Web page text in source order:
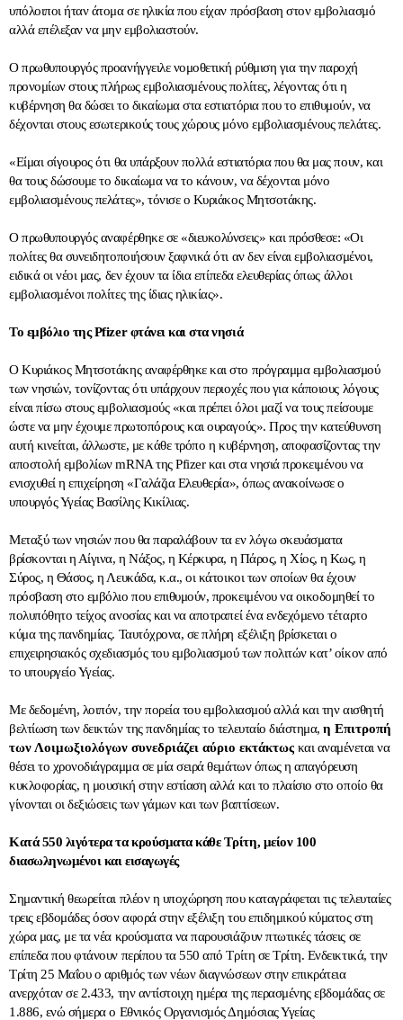
υπόλοιποι ήταν άτομα σε ηλικία που είχαν πρόσβαση στον εμβολιασμό
αλλά επέλεξαν να μην εμβολιαστούν.
Ο πρωθυπουργός προανήγγειλε νομοθετική ρύθμιση για την παροχή
προνομίων στους πλήρως εμβολιασμένους πολίτες, λέγοντας ότι η
κυβέρνηση θα δώσει το δικαίωμα στα εστιατόρια που το επιθυμούν, να
δέχονται στους εσωτερικούς τους χώρους μόνο εμβολιασμένους πελάτες.
«Είμαι σίγουρος ότι θα υπάρξουν πολλά εστιατόρια που θα μας πουν, και
θα τους δώσουμε το δικαίωμα να το κάνουν, να δέχονται μόνο
εμβολιασμένους πελάτες», τόνισε ο Κυριάκος Μητσοτάκης.
Ο πρωθυπουργός αναφέρθηκε σε «διευκολύνσεις» και πρόσθεσε: «Οι
πολίτες θα συνειδητοποιήσουν ξαφνικά ότι αν δεν είναι εμβολιασμένοι,
ειδικά οι νέοι μας, δεν έχουν τα ίδια επίπεδα ελευθερίας όπως άλλοι
εμβολιασμένοι πολίτες της ίδιας ηλικίας».
Το εμβόλιο της Pfizer φτάνει και στα νησιά
Ο Κυριάκος Μητσοτάκης αναφέρθηκε και στο πρόγραμμα εμβολιασμού
των νησιών, τονίζοντας ότι υπάρχουν περιοχές που για κάποιους λόγους
είναι πίσω στους εμβολιασμούς «και πρέπει όλοι μαζί να τους πείσουμε
ώστε να μην έχουμε πρωτοπόρους και ουραγούς». Προς την κατεύθυνση
αυτή κινείται, άλλωστε, με κάθε τρόπο η κυβέρνηση, αποφασίζοντας την
αποστολή εμβολίων mRNA της Pfizer και στα νησιά προκειμένου να
ενισχυθεί η επιχείρηση «Γαλάζια Ελευθερία», όπως ανακοίνωσε ο
υπουργός Υγείας Βασίλης Κικίλιας.
Μεταξύ των νησιών που θα παραλάβουν τα εν λόγω σκευάσματα
βρίσκονται η Αίγινα, η Νάξος, η Κέρκυρα, η Πάρος, η Χίος, η Κως, η
Σύρος, η Θάσος, η Λευκάδα, κ.α., οι κάτοικοι των οποίων θα έχουν
πρόσβαση στο εμβόλιο που επιθυμούν, προκειμένου να οικοδομηθεί το
πολυπόθητο τείχος ανοσίας και να αποτραπεί ένα ενδεχόμενο τέταρτο
κύμα της πανδημίας. Ταυτόχρονα, σε πλήρη εξέλιξη βρίσκεται ο
επιχειρησιακός σχεδιασμός του εμβολιασμού των πολιτών κατ’ οίκον από
το υπουργείο Υγείας.
Με δεδομένη, λοιπόν, την πορεία του εμβολιασμού αλλά και την αισθητή
βελτίωση των δεικτών της πανδημίας το τελευταίο διάστημα,η Επιτροπή
των Λοιμωξιολόγων συνεδριάζει αύριο εκτάκτως και αναμένεται να
θέσει το χρονοδιάγραμμα σε μία σειρά θεμάτων όπως η απαγόρευση
κυκλοφορίας, η μουσική στην εστίαση αλλά και το πλαίσιο στο οποίο θα
γίνονται οι δεξιώσεις των γάμων και των βαπτίσεων.
Κατά 550 λιγότερα τα κρούσματα κάθε Τρίτη, μείον 100
διασωληνωμένοι και εισαγωγές
Σημαντική θεωρείται πλέον η υποχώρηση που καταγράφεται τις τελευταίες
τρεις εβδομάδες όσον αφορά στην εξέλιξη του επιδημικού κύματος στη
χώρα μας, με τα νέα κρούσματα να παρουσιάζουν πτωτικές τάσεις σε
επίπεδα που φτάνουν περίπου τα 550 από Τρίτη σε Τρίτη. Ενδεικτικά, την
Τρίτη 25 Μαΐου ο αριθμός των νέων διαγνώσεων στην επικράτεια
ανερχόταν σε 2.433, την αντίστοιχη ημέρα της περασμένης εβδομάδας σε
1.886, ενώ σήμερα ο Εθνικός Οργανισμός Δημόσιας Υγείας